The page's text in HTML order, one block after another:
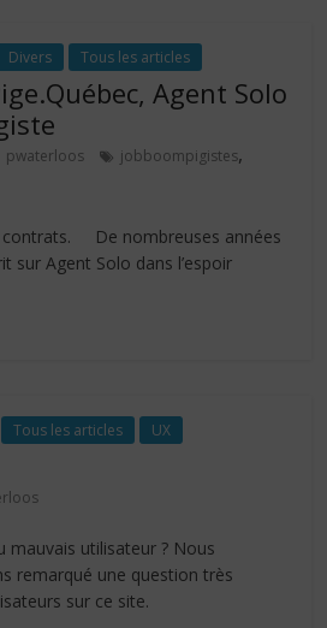
Divers Tous les articles
Agent Solo
pwaterloos jobboompigistes,
contrats. De nombreuses années
sur Agent Solo dans l’espoir
Tous les articles UX
mauvais utilisateur ? Nous
remarqué une question très
sur ce site.